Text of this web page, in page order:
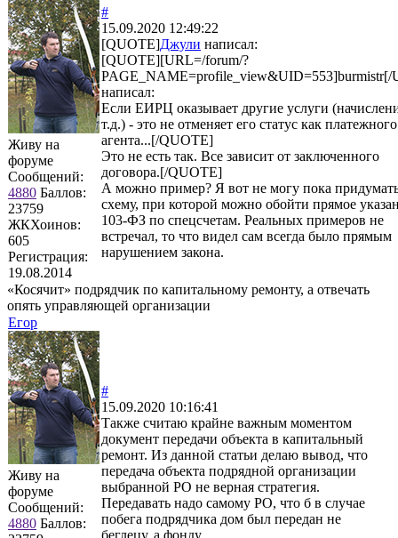
Живу на
форуме
Сообщений:
4880 Баллов:
23759
ЖКХоинов:
605
Регистрация:
19.08.2014
#
15.09.2020 12:49:22
[QUOTE]Джули написал:
[QUOTE][URL=/forum/?
PAGE_NAME=profile_view&UID=553]burmistr[/
написал:
Если ЕИРЦ оказывает другие услуги
т.д.) - это не отменяет его статус как платежного
агента...[/QUOTE]
Это не есть так. Все зависит от заключенного
договора.[/QUOTE]
А можно пример? Я вот не могу пока
схему, при которой можно обойти прямое
103-ФЗ по спецсчетам. Реальных примеров не
встречал, то что видел сам всегда было прямым
нарушением закона.
«Косячит» подрядчик по капитальному ремонту, а отвечать
опять управляющей организации
Егор
Живу на
форуме
Сообщений:
4880 Баллов:
#
15.09.2020 10:16:41
Также считаю крайне важным моментом
документ передачи объекта в капитальный
ремонт. Из данной статьи делаю вывод, что
передача объекта подрядной организации
выбранной РО не верная стратегия.
Передавать надо самому РО, что б в случае
побега подрядчика дом был передан не
беглецу, а фонду.